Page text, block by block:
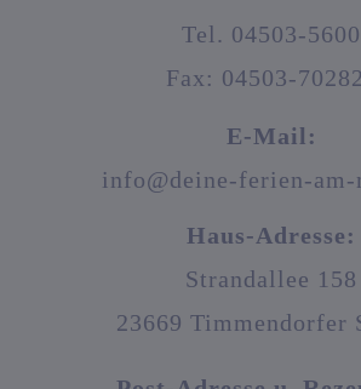
Tel. 04503-5600
Fax: 04503-
E-Mail:
info@deine-ferien-am-
Haus-Adresse:
Strandallee 158
23669 Timmendorfer